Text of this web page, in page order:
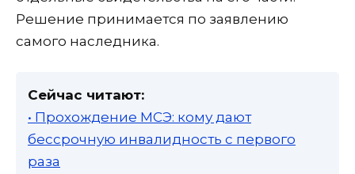
Решение принимается по заявлению
самого наследника.
Сейчас читают:
• Прохождение МСЭ: кому дают
бессрочную инвалидность с первого
раза